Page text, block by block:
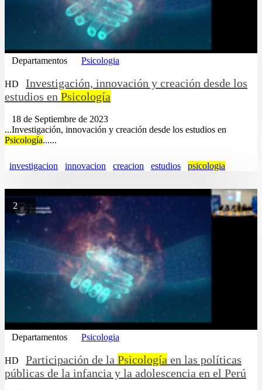
Departamentos Psicologia
HD
Investigación, innovación y creación desde los
estudios en Psicología
18 de Septiembre de 2023
...Investigación, innovación y creación desde los estudios en
Psicología......
investigacion innovacion creacion estudios psicologia
2
Departamentos Psicologia
HD Participación de la Psicología en las políticas
públicas de la infancia y la adolescencia en el Perú